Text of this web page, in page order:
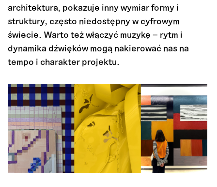
architektura, pokazuje inny wymiar formy i
struktury, często niedostępny w cyfrowym
świecie. Warto też włączyć muzykę – rytm i
dynamika dźwięków mogą nakierować nas na
tempo i charakter projektu.